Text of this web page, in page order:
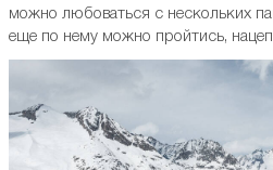
можно любоваться с нескольких
еще по нему можно пройтись,